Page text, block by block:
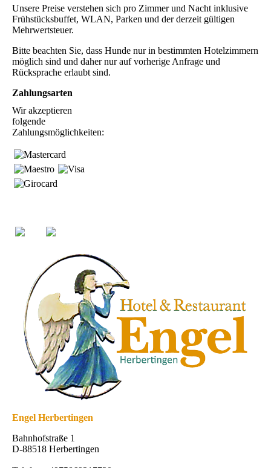
Unsere Preise verstehen sich pro Zimmer und Nacht inklusive
Frühstücksbuffet, WLAN, Parken und der derzeit gültigen
Mehrwertsteuer.
Bitte beachten Sie, dass Hunde nur in bestimmten Hotelzimmern
möglich sind und daher nur auf vorherige Anfrage und
Rücksprache erlaubt sind.
Zahlungsarten
Wir akzeptieren
folgende
Zahlungsmöglichkeiten:
Engel Herbertingen
Bahnhofstraße 1
D-88518 Herbertingen